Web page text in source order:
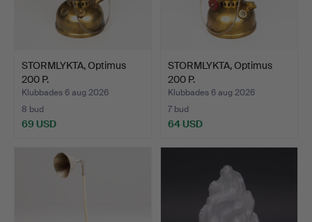
STORMLYKTA, Optimus
200 P.
Klubbades 6 aug 2026
8 bud
69 USD
STORMLYKTA, Optimus
200 P.
Klubbades 6 aug 2026
7 bud
64 USD